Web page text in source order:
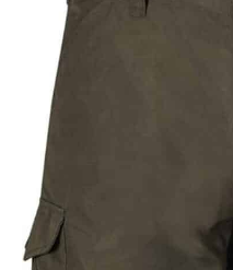
toujours le choix idéal.
excellent